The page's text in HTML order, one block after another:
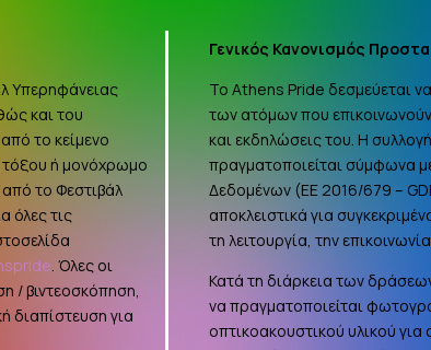
Υπερηφάνειας
και του
το κείμενο
τόξου ή μονόχρωμο
το Φεστιβάλ
όλες τις
. Όλες οι
/ βιντεοσκόπηση,
διαπίστευση για
Γενικός Κανονισμός
Το Athens Pride δεσμεύεται
των ατόμων που
και εκδηλώσεις του. Η
πραγματοποιείται σύμφωνα
Δεδομένων (ΕΕ 2016/679 –
αποκλειστικά για
τη λειτουργία, την
Κατά τη διάρκεια των
να πραγματοποιείται
οπτικοακουστικού υλικού